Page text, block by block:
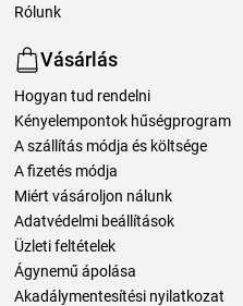
Rólunk
Vásárlás
Hogyan tud rendelni
Kényelempontok hűségprogram
A szállítás módja és költsége
A fizetés módja
Miért vásároljon nálunk
Adatvédelmi beállítások
Üzleti feltételek
Ágynemű ápolása
Akadálymentesítési nyilatkozat